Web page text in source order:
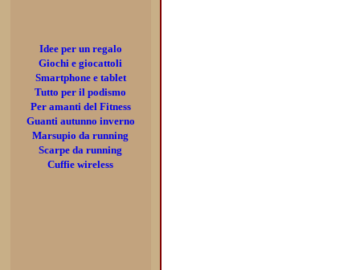
Idee per un regalo
Giochi e giocattoli
Smartphone e tablet
Tutto per il podismo
Per amanti del Fitness
Guanti autunno inverno
Marsupio da running
Scarpe da running
Cuffie wireless